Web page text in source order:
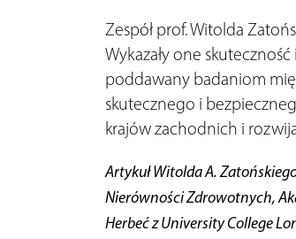
Zespół prof. Witolda
Wykazały one
poddawany badaniom
skutecznego i
krajów zachodnich i
Artykuł Witolda A.
Nierówności Zdrowotnych,
Herbeć z University College